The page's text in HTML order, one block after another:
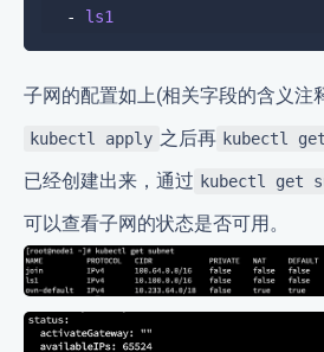
  -
ls1
子网的配置如上(相关字段的含义注
kubectl apply 之后再 kubectl
已经创建出来，通过 kubectl get
可以查看子网的状态是否可用。